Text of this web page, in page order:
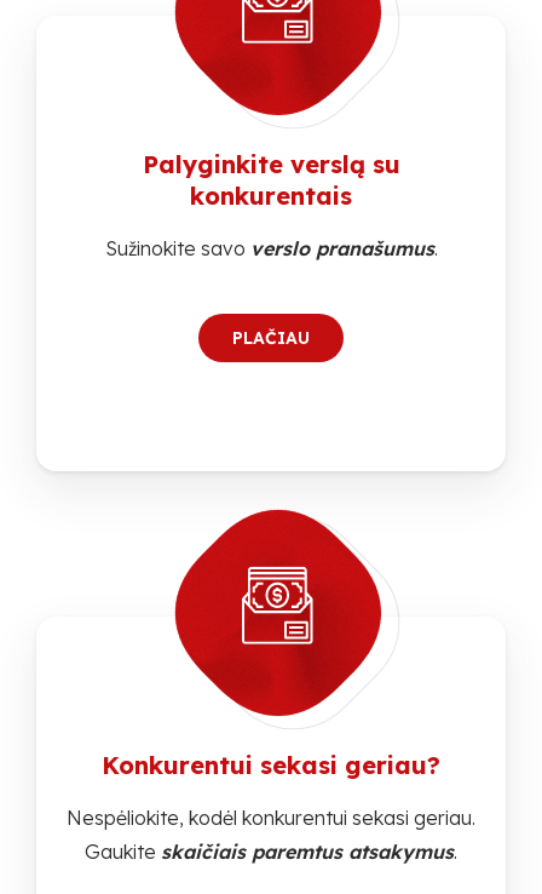
Palyginkite verslą su
konkurentais
Sužinokite savo verslo pranašumus.
PLAČIAU
Konkurentui sekasi geriau?
Nespėliokite, kodėl konkurentui sekasi geriau.
Gaukite skaičiais paremtus atsakymus.